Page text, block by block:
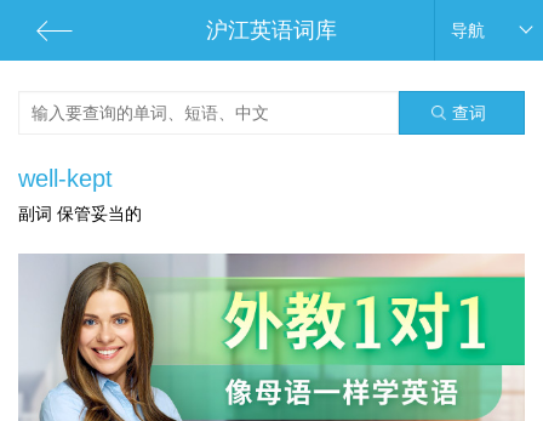
沪江英语词库 导航
查词
well-kept
副词 保管妥当的